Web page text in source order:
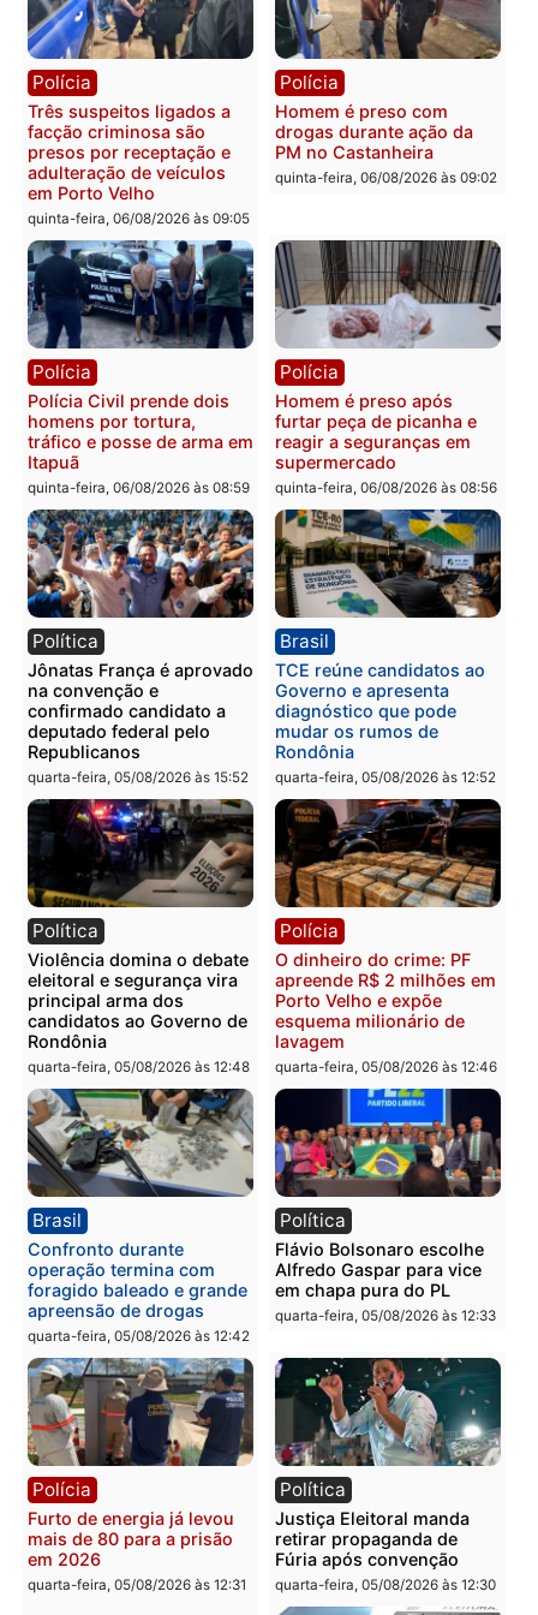
Ministro Dias Tofolli , do
TSE, determina reabertura
e processamento da ação
que pode levar à perda do
mandato da prefeita de
Pimenta Bueno
quinta-feira, 06/08/2026 às 18:20
Policiais militares
recuperam moto furtada
prendem trio na zona
Leste
quinta-feira, 06/08/2026 às
Polícia
Jovem é encontrado morto
na Rua dos Cravos e caso
é investigado pela polícia
em RO
quinta-feira, 06/08/2026 às 09:26
Polícia
Homem é esfaqueado no
tórax durante briga com
vizinho no bairro
Guimarães
quinta-feira, 06/08/2026 às
Polícia
Três suspeitos ligados a
facção criminosa são
presos por receptação e
adulteração de veículos
em Porto Velho
quinta-feira, 06/08/2026 às 09:05
Polícia
Homem é preso com
drogas durante ação da
PM no Castanheira
quinta-feira, 06/08/2026 às
Polícia
Polícia Civil prende dois
homens por tortura,
tráfico e posse de arma em
Itapuã
quinta-feira, 06/08/2026 às 08:59
Polícia
Homem é preso após
furtar peça de picanha e
reagir a seguranças em
supermercado
quinta-feira, 06/08/2026 às
Política
Jônatas França é aprovado
na convenção e
confirmado candidato a
deputado federal pelo
Republicanos
quarta-feira, 05/08/2026 às 15:52
Brasil
TCE reúne candidatos ao
Governo e apresenta
diagnóstico que pode
Rondônia
quarta-feira, 05/08/2026 às
Política Polícia
O dinheiro do crime: PF